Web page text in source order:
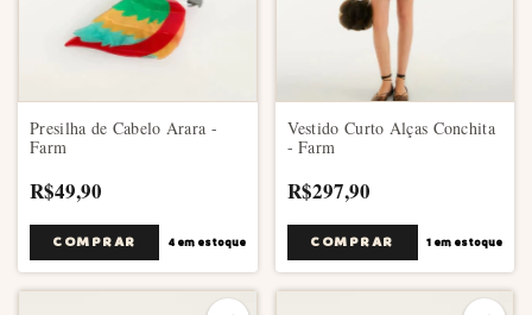
Presilha de Cabelo Arara -
Farm
R$49,90
4em estoque
Vestido Curto Alças Conchita
- Farm
R$297,90
COMPRAR 1 em estoque